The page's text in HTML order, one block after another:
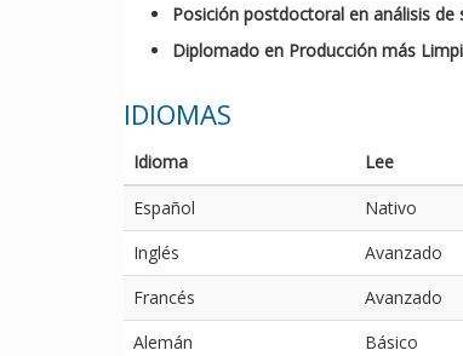
Posición postdoctoral en análisis
Diplomado en Producción más
IDIOMAS
Idioma Lee
Español
Nativo
Inglés
Avanzado
Francés
Avanzado
Alemán
Básico